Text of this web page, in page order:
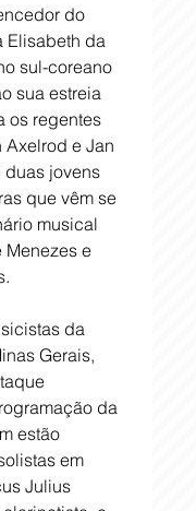
do
Elisabeth da
sul-coreano
sua estreia
os regentes
e Jan
duas jovens
que vêm se
musical
Menezes e
da
Gerais,
da
estão
em
Julius